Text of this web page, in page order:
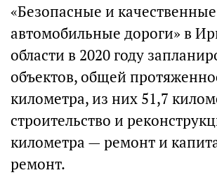
«Безопасные и качественные
автомобильные дороги» в
области в 2020 году
объектов, общей
километра, из них 51,7
строительство и
километра — ремонт и
ремонт.